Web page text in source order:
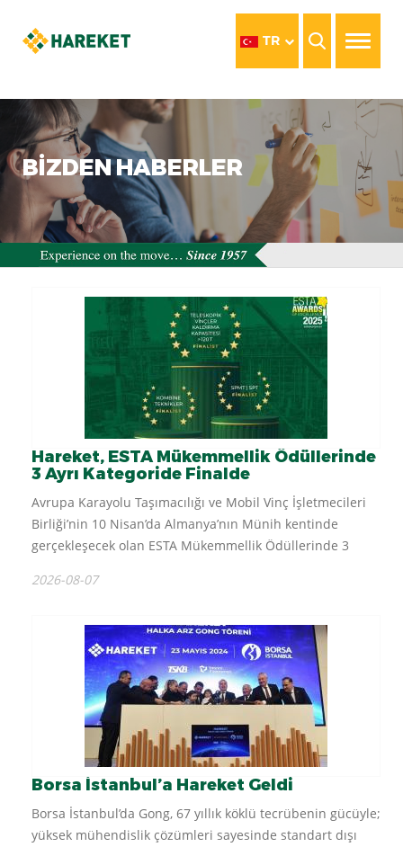
TR
BİZDEN HABERLER
Hareket, ESTA Mükemmellik Ödüllerinde
3 Ayrı Kategoride Finalde
Avrupa Karayolu Taşımacılığı ve Mobil Vinç İşletmecileri
Birliği’nin 10 Nisan’da Almanya’nın Münih kentinde
gerçekleşecek olan ESTA Mükemmellik Ödüllerinde 3
olarak kabul edilen ESTA Mükemmellik...
2026-08-07
Borsa İstanbul’a Hareket Geldi
Borsa İstanbul’da Gong, 67 yıllık köklü tecrübenin gücüyle;
yüksek mühendislik çözümleri sayesinde standart dışı